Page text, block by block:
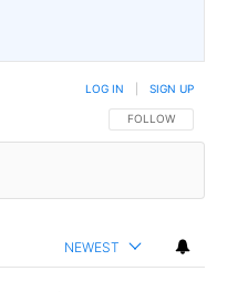
FOLLOW THIS
FOLLOW
LOG IN SIGN UP
NEWEST